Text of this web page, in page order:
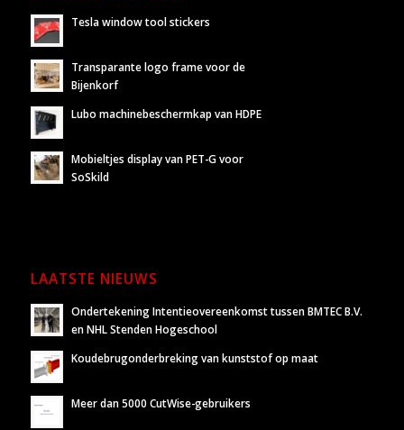
Tesla window tool stickers
Transparante logo frame voor de
Bijenkorf
Lubo machinebeschermkap van HDPE
Mobieltjes display van PET-G voor
SoSkild
LAATSTE NIEUWS
Ondertekening Intentieovereenkomst tussen BMTEC B.V.
en NHL Stenden Hogeschool
Koudebrugonderbreking van kunststof op maat
Meer dan 5000 CutWise-gebruikers